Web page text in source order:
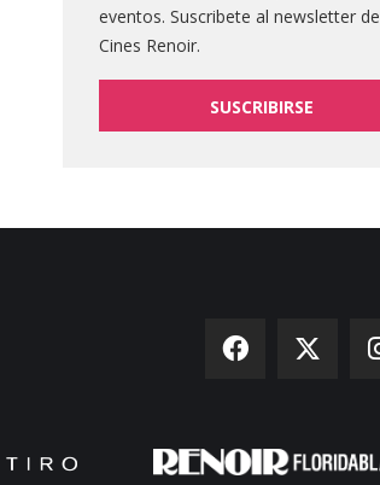
eventos. Suscribete al newsletter de
Cines Renoir.
SUSCRIBIRSE